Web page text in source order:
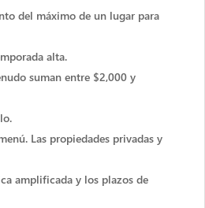
del máximo de un lugar para
alta.
suman entre $2,000 y
Las propiedades privadas y
amplificada y los plazos de